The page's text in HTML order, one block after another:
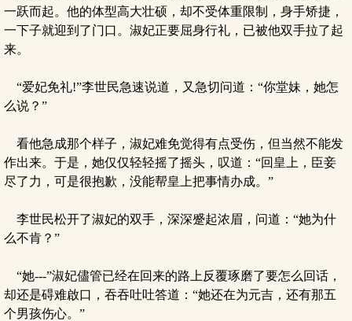
一跃而起。他的体型高大壮硕，却不受体重限制，身手矫捷，
一下子就迎到了门口。淑妃正要屈身行礼，已被他双手拉了起
来。
“爱妃免礼!”李世民急速说道，又急切问道：“你堂妹，她怎
么说？”
看他急成那个样子，淑妃难免觉得有点受伤，但当然不能发
作出来。于是，她仅仅轻轻摇了摇头，叹道：“回皇上，臣妾
尽了力，可是很抱歉，没能帮皇上把事情办成。”
李世民松开了淑妃的双手，深深蹙起浓眉，问道：“她为什
么不肯？”
“她---”淑妃儘管已经在回来的路上反覆琢磨了要怎么回话，
却还是碍难啟口，吞吞吐吐答道：“她还在为元吉，还有那五
个男孩伤心。”